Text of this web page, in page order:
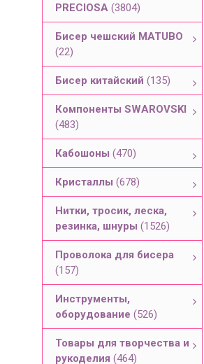
PRECIOSA (3804)
Бисер чешский MATUBO
(22)
Бисер китайский (135)
Компоненты SWAROVSKI
(483)
Кабошоны (470)
Кристаллы (678)
Нитки, тросик, леска,
резинка, шнуры (1526)
Проволока для бисера
(157)
Инструменты,
оборудование (526)
Товары для творчества и
рукоделия (464)